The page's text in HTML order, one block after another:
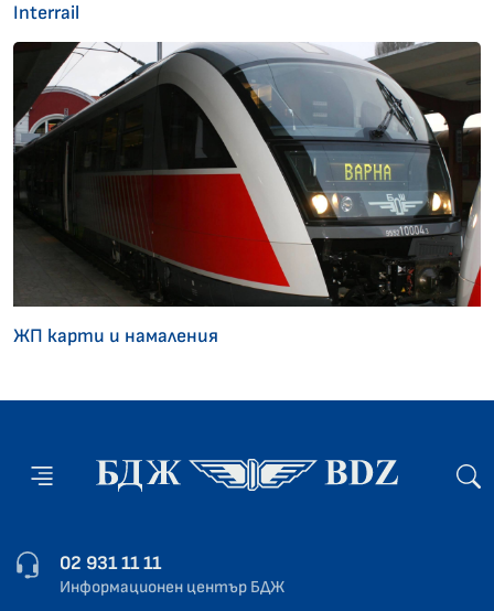
Interrail
ЖП карти и намаления
02 931 11 11
Информационен център БДЖ